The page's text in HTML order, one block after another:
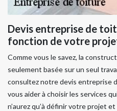
Devis entreprise de
fonction de votre
Comme vous le savez, la
seulement basée sur un seul
consultez notre devis entreprise
vous aider à choisir les services
n’aurez qu’à définir votre projet